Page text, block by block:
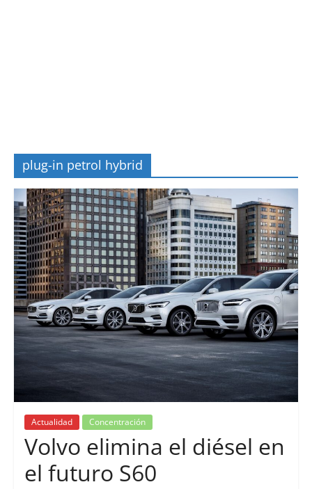
plug-in petrol hybrid
Actualidad Concentración
Volvo elimina el diésel en
el futuro S60